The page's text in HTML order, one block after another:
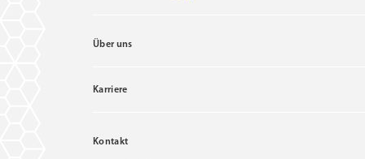
Über uns
Karriere
Kontakt